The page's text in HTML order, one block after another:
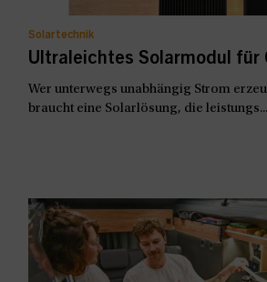
Solartechnik
Ultraleichtes Solarmodul für
Wer unterwegs unabhängig Strom
braucht eine Solarlösung, die leistungs...